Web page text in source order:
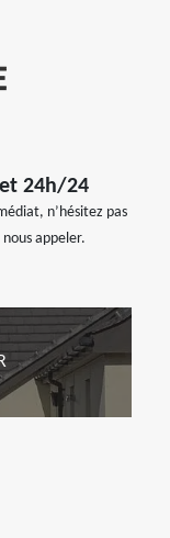
et 24h/24
n’hésitez pas
appeler.